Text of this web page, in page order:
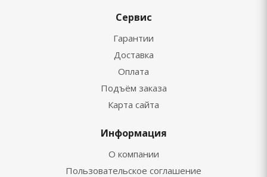
Сервис
Гарантии
Доставка
Оплата
Подъём заказа
Карта сайта
Информация
О компании
Пользовательское соглашение